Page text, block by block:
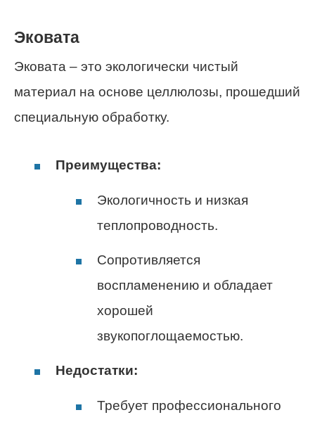
Эковата
Эковата – это экологически чистый
материал на основе целлюлозы, прошедший
специальную обработку.
Преимущества:
Экологичность и низкая
теплопроводность.
Сопротивляется
воспламенению и обладает
хорошей
звукопоглощаемостью.
Недостатки:
Требует профессионального